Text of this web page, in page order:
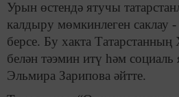
Урын өстендә ятучы
калдыру мөмкинлеген
берсе. Бу хакта
белән тәэмин итү һәм
Эльмира Зарипова әйтте.